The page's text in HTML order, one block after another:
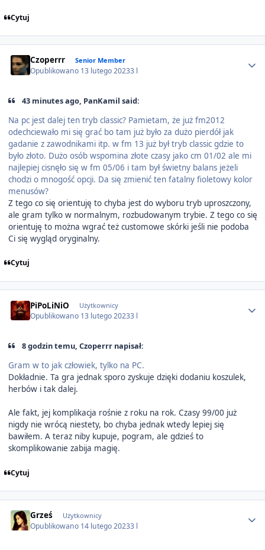
Cytuj
Czoperrr Senior Member
Opublikowano 13 lutego 20233 l
43 minutes ago, PanKamil said:
Na pc jest dalej ten tryb classic? Pamietam, że już fm2012
odechciewało mi się grać bo tam już było za dużo pierdół jak
gadanie z zawodnikami itp. w fm 13 już był tryb classic gdzie to
było złoto. Dużo osób wspomina złote czasy jako cm 01/02 ale mi
najlepiej cisnęło się w fm 05/06 i tam był świetny balans jeżeli
chodzi o mnogość opcji. Da się zmienić ten fatalny fioletowy kolor
menusów?
Z tego co się orientuję to chyba jest do wyboru tryb uproszczony,
ale gram tylko w normalnym, rozbudowanym trybie. Z tego co się
orientuję to można wgrać też customowe skórki jeśli nie podoba
Ci się wygląd oryginalny.
Cytuj
PiPoLiNiO Użytkownicy
Opublikowano 13 lutego 20233 l
8 godzin temu, Czoperrr napisał:
Gram w to jak człowiek, tylko na PC.
Dokładnie. Ta gra jednak sporo zyskuje dzięki dodaniu koszulek,
herbów i tak dalej.
Ale fakt, jej komplikacja rośnie z roku na rok. Czasy 99/00 już
nigdy nie wrócą niestety, bo chyba jednak wtedy lepiej się
bawiłem. A teraz niby kupuje, pogram, ale gdzieś to
skomplikowanie zabija magię.
Cytuj
Grześ Użytkownicy
Opublikowano 14 lutego 20233 l